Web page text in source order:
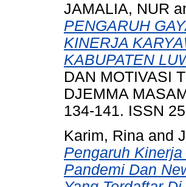
JAMALIA, NUR
PENGARUH
KINERJA
KABUPATEN
DAN MOTIVASI
DJEMMA
134-141. ISSN
Karim, Rina and
Pengaruh
Pandemi Dan